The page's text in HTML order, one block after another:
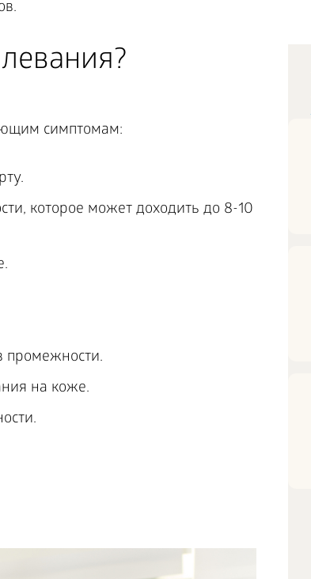
симптомам:
которое может доходить до 8-10
промежности.
на коже.